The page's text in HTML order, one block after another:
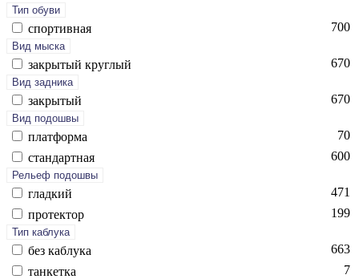
Тип обуви
спор­тивная 700
Вид мыска
зак­ры­тый круг­лый 670
Вид задника
зак­ры­тый 670
Вид подошвы
плат­форма
70
стан­дарт­ная
600
Рельеф подошвы
глад­кий
471
про­тек­тор
199
Тип каблука
без каб­лу­ка
663
тан­кетка
7